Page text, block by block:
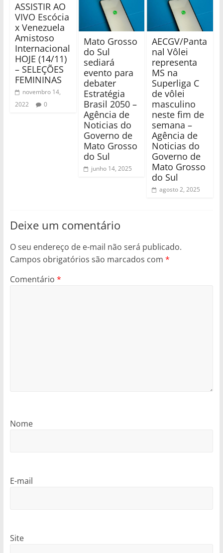
ASSISTIR AO
VIVO Escócia
x Venezuela
Amistoso
Internacional
HOJE (14/11)
– SELEÇÕES
FEMININAS
novembro 14,
2022
0
Mato Grosso
do Sul
sediará
evento para
debater
Estratégia
Brasil 2050 –
Agência de
Noticias do
Governo de
Mato Grosso
do Sul
junho 14, 2025
AECGV/Panta
nal Vôlei
representa
MS na
Superliga C
de vôlei
masculino
neste fim de
semana –
Agência de
Noticias do
Governo de
Mato Grosso
do Sul
agosto 2, 2025
Deixe um comentário
O seu endereço de e-mail não será publicado.
Campos obrigatórios são marcados com *
Comentário *
Nome
E-mail
Site